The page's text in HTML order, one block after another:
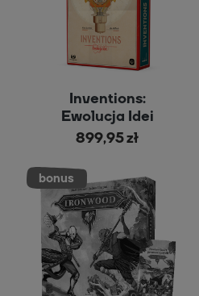
Inventions:
Ewolucja Idei
899,95 zł